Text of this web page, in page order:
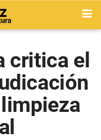
critica el